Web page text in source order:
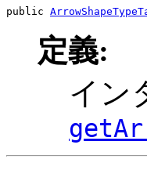
public
定義:
イン